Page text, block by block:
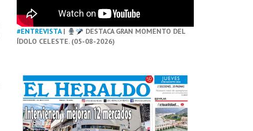
#ENTREVISTA|
DESTACA GRAN MOMENTO DEL
ÍDOLO CELESTE. (05-08-2026)